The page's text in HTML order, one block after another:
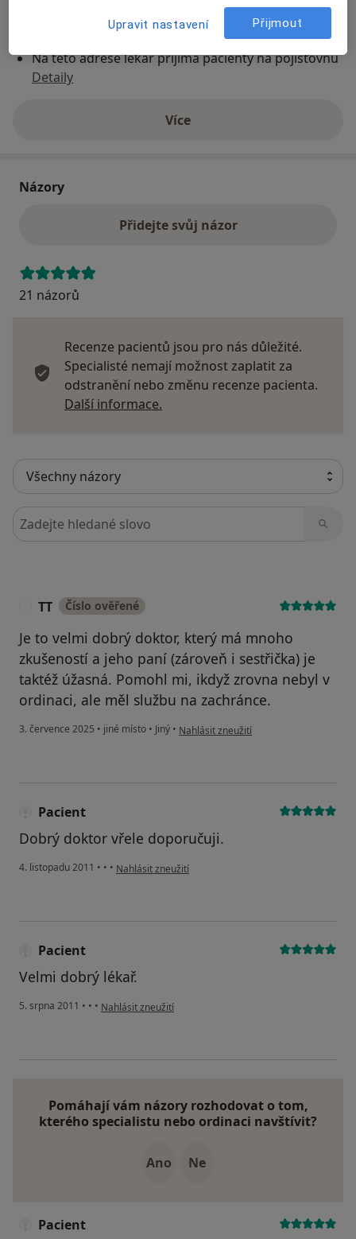
Způsoby platby (soukromé návštěvy)
Na teto adrese lékař přijímá pacienty na pojišťovnu
Detaily
Víceo adrese
Názory
Přidejte svůj názor
21 názorů
Recenze pacientů jsou pro nás důležité.
Specialisté nemají možnost zaplatit za
odstranění nebo změnu recenze pacienta.
Další informace.
Hledejte v názorech
TT Číslo ověřené
Je to velmi dobrý doktor, který má mnoho
zkušeností a jeho paní (zároveň i sestřička) je
taktéž úžasná. Pomohl mi, ikdyž zrovna nebyl v
ordinaci, ale měl službu na zachránce.
3. července 2025 • jiné místo • Jiný • podle názoru uživatele TT
Nahlásit zneužití
Pacient
Dobrý doktor vřele doporučuji.
4. listopadu 2011 • • • podle názoru uživatele Pacient
Nahlásit zneužití
Pacient
Velmi dobrý lékař.
5. srpna 2011 • • • podle názoru uživatele Pacient
Nahlásit zneužití
Pomáhají vám názory rozhodovat o tom,
kterého specialistu nebo ordinaci navštívit?
Ano Ne
Pacient
Upravit nastavení Přijmout